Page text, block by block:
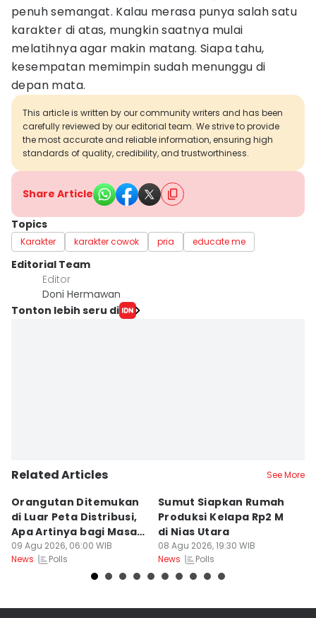
penuh semangat. Kalau merasa punya salah satu
karakter di atas, mungkin saatnya mulai
melatihnya agar makin matang. Siapa tahu,
kesempatan memimpin sudah menunggu di
depan mata.
This article is written by our community writers and has been
carefully reviewed by our editorial team. We strive to provide
the most accurate and reliable information, ensuring high
standards of quality, credibility, and trustworthiness.
Share Article
Topics
Karakter karakter cowok pria educate me
Editorial Team
Editor
Doni Hermawan
Tonton lebih seru di
Related Articles See More
Orangutan Ditemukan
di Luar Peta Distribusi,
Apa Artinya bagi Masa
Depan Konservasi?
09 Agu 2026, 06:00 WIB
News
Polls
Sumut Siapkan Rumah
Produksi Kelapa Rp2 M
di Nias Utara
08 Agu 2026, 19:30 WIB
News
Polls